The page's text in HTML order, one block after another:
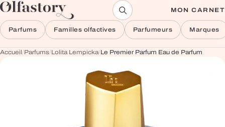
Aller au contenu MON CARNET
Parfums Familles olfactives Parfumeurs Marques
Accueil/Parfums/Lolita Lempicka/Le Premier Parfum Eau de Parfum